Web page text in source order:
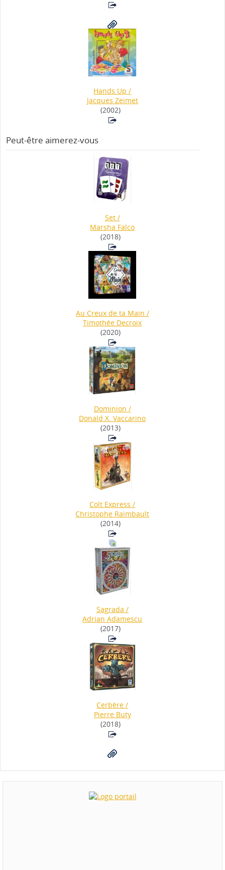
Hands Up /
Jacques Zeimet
(2002)
Peut-être aimerez-vous
Set/
Marsha Falco
(2018)
Au Creux de ta Main /
Timothée Decroix
(2020)
Dominion /
Donald X. Vaccarino
(2013)
Colt Express /
Christophe Raimbault
(2014)
Sagrada /
Adrian Adamescu
(2017)
Cerbère /
Pierre Buty
(2018)